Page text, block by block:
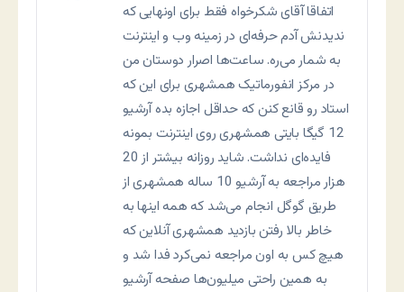
اتفاقا آقای شکرخواه فقط برای اونهایی که
ندیدنش آدم حرفه‌ای در زمینه وب و اینترنت
به شمار می‌ره. ساعت‌ها اصرار دوستان من
در مرکز انفورماتیک همشهری برای این که
استاد رو قانع کنن که حداقل اجازه بده آرشیو
12 گیگا بایتی همشهری روی اینترنت بمونه
فایده‌ای نداشت. شاید روزانه بیشتر از 20
هزار مراجعه به آرشیو 10 ساله همشهری از
طریق گوگل انجام می‌شد که همه اینها به
خاطر بالا رفتن بازدید همشهری آنلاین که
هیچ کس به اون مراجعه نمی‌کرد فدا شد و
به همین راحتی میلیون‌ها صفحه آرشیو